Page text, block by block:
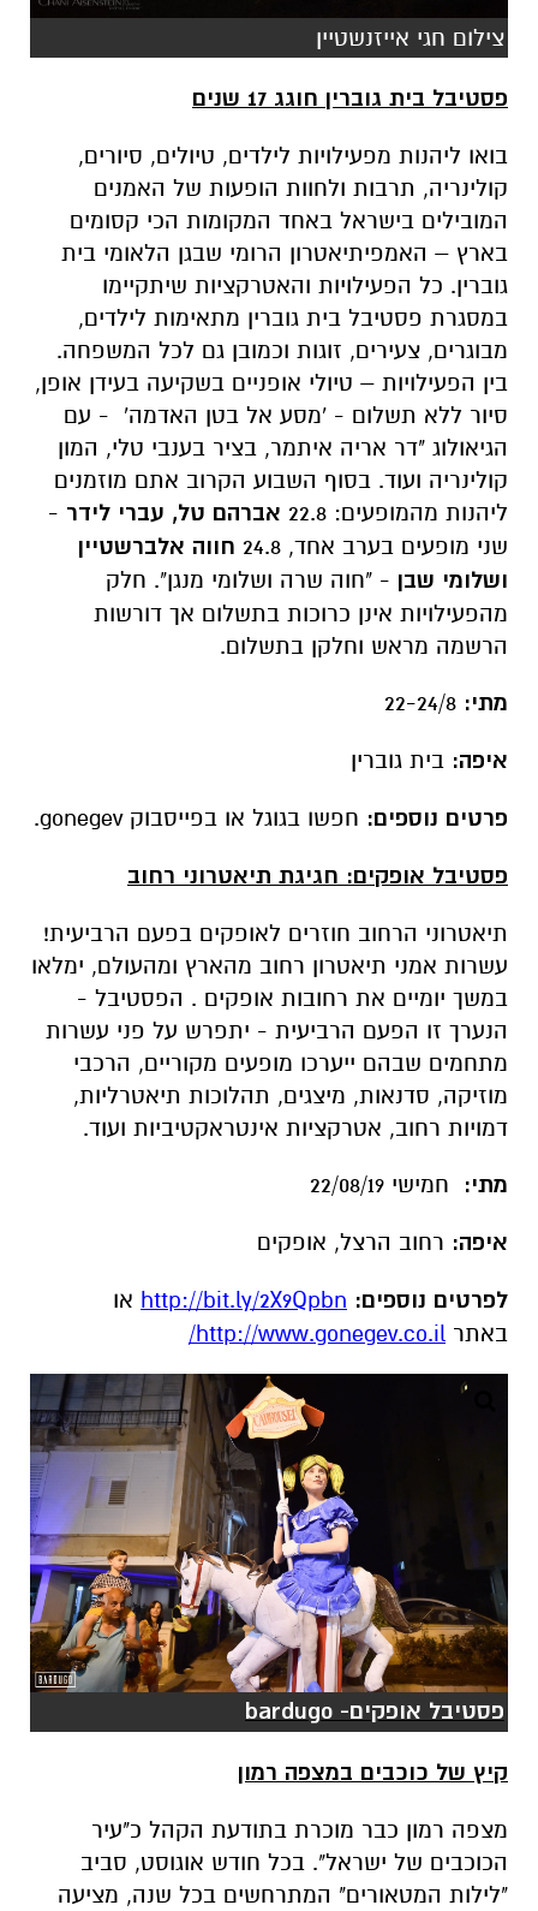
צילום חגי אייזנשטיין
פסטיבל בית גוברין חוגג 17 שנים
בואו ליהנות מפעילויות לילדים, טיולים, סיורים,
קולינריה, תרבות ולחוות הופעות של האמנים
המובילים בישראל באחד המקומות הכי קסומים
בארץ – האמפיתיאטרון הרומי שבגן הלאומי בית
גוברין. כל הפעילויות והאטרקציות שיתקיימו
במסגרת פסטיבל בית גוברין מתאימות לילדים,
מבוגרים, צעירים, זוגות וכמובן גם לכל המשפחה.
בין הפעילויות – טיולי אופניים בשקיעה בעידן אופן,
סיור ללא תשלום - 'מסע אל בטן האדמה' - עם
הגיאולוג "דר אריה איתמר, בציר בענבי טלי, המון
קולינריה ועוד. בסוף השבוע הקרוב אתם מוזמנים
ליהנות מהמופעים: 22.8
אברהם טל, עברי לידר -
שני מופעים בערב אחד, 24.8
חווה אלברשטיין
ושלומי שבן - "חוה שרה ושלומי מנגן". חלק
מהפעילויות אינן כרוכות בתשלום אך דורשות
הרשמה מראש וחלקן בתשלום.
מתי:
איפה: בית גוברין
פרטים נוספים: חפשו בגוגל או בפייסבוק gonegev.
פסטיבל אופקים: חגיגת תיאטרוני רחוב
תיאטרוני הרחוב חוזרים לאופקים בפעם הרביעית!
עשרות אמני תיאטרון רחוב מהארץ ומהעולם, ימלאו
במשך יומיים את רחובות אופקים . הפסטיבל -
הנערך זו הפעם הרביעית - יתפרש על פני עשרות
מתחמים שבהם ייערכו מופעים מקוריים, הרכבי
מוזיקה, סדנאות, מיצגים, תהלוכות תיאטרליות,
דמויות רחוב, אטרקציות אינטראקטיביות ועוד.
מתי: חמישי 22/08/19
איפה: רחוב הרצל, אופקים
לפרטים נוספים:
http://bit.ly/2X9Qpbn או
באתר http://www.gonegev.co.il/
פסטיבל אופקים- bardugo
קיץ של כוכבים במצפה רמון
מצפה רמון כבר מוכרת בתודעת הקהל כ"עיר
הכוכבים של ישראל". בכל חודש אוגוסט, סביב
"לילות המטאורים" המתרחשים בכל שנה, מציעה